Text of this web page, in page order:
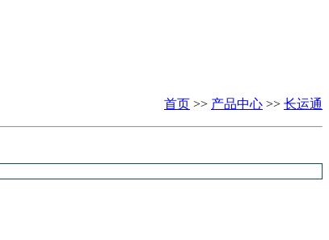
首页 >> 产品中心 >> 长运通